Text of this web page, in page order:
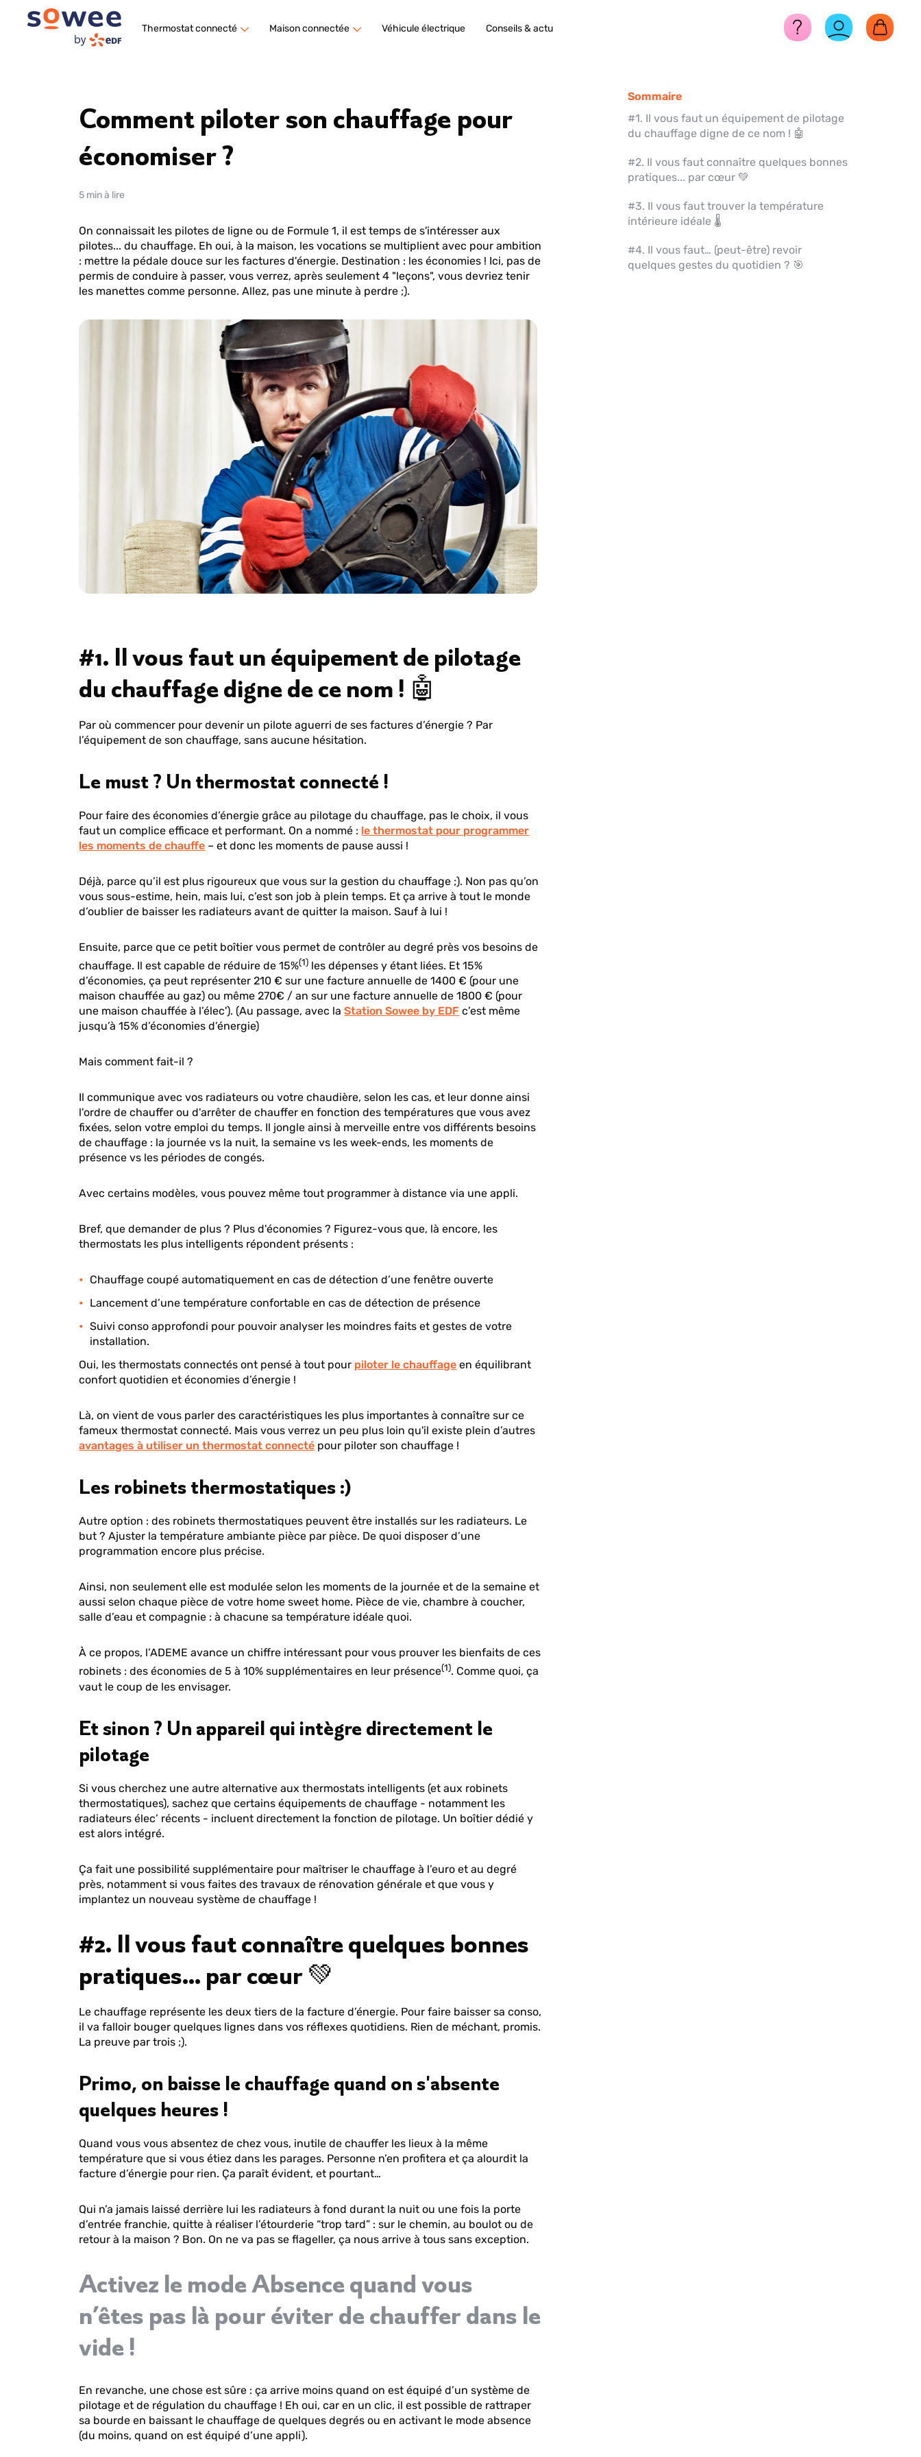
Thermostat connecté Maison connectée Véhicule électrique Conseils & actu
Comment piloter son chauffage pour
économiser ?
5 min à lire
On connaissait les pilotes de ligne ou de Formule 1, il est temps de s'intéresser aux
pilotes... du chauffage. Eh oui, à la maison, les vocations se multiplient avec pour ambition
: mettre la pédale douce sur les factures d'énergie. Destination : les économies ! Ici, pas de
permis de conduire à passer, vous verrez, après seulement 4 "leçons", vous devriez tenir
les manettes comme personne. Allez, pas une minute à perdre ;).
Sommaire
#1. Il vous faut un équipement de pilotage
du chauffage digne de ce nom ! 🤖
#2. Il vous faut connaître quelques bonnes
pratiques... par cœur 💚
#3. Il vous faut trouver la température
intérieure idéale 🌡
#4. Il vous faut… (peut-être) revoir
quelques gestes du quotidien ? 🎯
#1. Il vous faut un équipement de pilotage
du chauffage digne de ce nom ! 🤖
Par où commencer pour devenir un pilote aguerri de ses factures d’énergie ? Par
l’équipement de son chauffage, sans aucune hésitation.
Le must ? Un thermostat connecté !
Pour faire des économies d’énergie grâce au pilotage du chauffage, pas le choix, il vous
faut un complice efficace et performant. On a nommé : le thermostat pour programmer
les moments de chauffe – et donc les moments de pause aussi !
Déjà, parce qu’il est plus rigoureux que vous sur la gestion du chauffage ;). Non pas qu’on
vous sous-estime, hein, mais lui, c’est son job à plein temps. Et ça arrive à tout le monde
d’oublier de baisser les radiateurs avant de quitter la maison. Sauf à lui !
Ensuite, parce que ce petit boîtier vous permet de contrôler au degré près vos besoins de
chauffage. Il est capable de réduire de 15%(1) les dépenses y étant liées. Et 15%
d’économies, ça peut représenter 210 € sur une facture annuelle de 1400 € (pour une
maison chauffée au gaz) ou même 270€ / an sur une facture annuelle de 1800 € (pour
une maison chauffée à l’élec'). (Au passage, avec laStation Sowee by EDF c’est même
jusqu’à 15% d’économies d’énergie)
Mais comment fait-il ?
Il communique avec vos radiateurs ou votre chaudière, selon les cas, et leur donne ainsi
l'ordre de chauffer ou d'arrêter de chauffer en fonction des températures que vous avez
fixées, selon votre emploi du temps. Il jongle ainsi à merveille entre vos différents besoins
de chauffage : la journée vs la nuit, la semaine vs les week-ends, les moments de
présence vs les périodes de congés.
Avec certains modèles, vous pouvez même tout programmer à distance via une appli.
Bref, que demander de plus ? Plus d'économies ? Figurez-vous que, là encore, les
thermostats les plus intelligents répondent présents :
Chauffage coupé automatiquement en cas de détection d’une fenêtre ouverte
Lancement d’une température confortable en cas de détection de présence
Suivi conso approfondi pour pouvoir analyser les moindres faits et gestes de votre
installation.
Oui, les thermostats connectés ont pensé à tout pour piloter le chauffage en équilibrant
confort quotidien et économies d’énergie !
Là, on vient de vous parler des caractéristiques les plus importantes à connaître sur ce
fameux thermostat connecté. Mais vous verrez un peu plus loin qu'il existe plein d’autres
avantages à utiliser un thermostat connecté pour piloter son chauffage !
Les robinets thermostatiques :)
Autre option : des robinets thermostatiques peuvent être installés sur les radiateurs. Le
but ? Ajuster la température ambiante pièce par pièce. De quoi disposer d’une
programmation encore plus précise.
Ainsi, non seulement elle est modulée selon les moments de la journée et de la semaine et
aussi selon chaque pièce de votre home sweet home. Pièce de vie, chambre à coucher,
salle d’eau et compagnie : à chacune sa température idéale quoi.
À ce propos, l’ADEME avance un chiffre intéressant pour vous prouver les bienfaits de ces
robinets : des économies de 5 à 10% supplémentaires en leur présence(1). Comme quoi, ça
vaut le coup de les envisager.
Et sinon ? Un appareil qui intègre directement le
pilotage
Si vous cherchez une autre alternative aux thermostats intelligents (et aux robinets
thermostatiques), sachez que certains équipements de chauffage - notamment les
radiateurs élec’ récents - incluent directement la fonction de pilotage. Un boîtier dédié y
est alors intégré.
Ça fait une possibilité supplémentaire pour maîtriser le chauffage à l’euro et au degré
près, notamment si vous faites des travaux de rénovation générale et que vous y
implantez un nouveau système de chauffage !
#2. Il vous faut connaître quelques bonnes
pratiques... par cœur 💚
Le chauffage représente les deux tiers de la facture d’énergie. Pour faire baisser sa conso,
il va falloir bouger quelques lignes dans vos réflexes quotidiens. Rien de méchant, promis.
La preuve par trois ;).
Primo, on baisse le chauffage quand on s'absente
quelques heures !
Quand vous vous absentez de chez vous, inutile de chauffer les lieux à la même
température que si vous étiez dans les parages. Personne n’en profitera et ça alourdit la
facture d’énergie pour rien. Ça paraît évident, et pourtant…
Qui n’a jamais laissé derrière lui les radiateurs à fond durant la nuit ou une fois la porte
d’entrée franchie, quitte à réaliser l’étourderie “trop tard” : sur le chemin, au boulot ou de
retour à la maison ? Bon. On ne va pas se flageller, ça nous arrive à tous sans exception.
Activez le mode Absence quand vous
n’êtes pas là pour éviter de chauffer dans le
vide !
En revanche, une chose est sûre : ça arrive moins quand on est équipé d’un système de
pilotage et de régulation du chauffage ! Eh oui, car en un clic, il est possible de rattraper
sa bourde en baissant le chauffage de quelques degrés ou en activant le mode absence
(du moins, quand on est équipé d’une appli).